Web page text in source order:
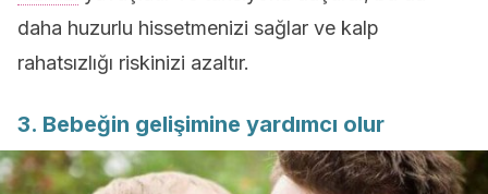
daha huzurlu hissetmenizi sağlar ve kalp
rahatsızlığı riskinizi azaltır.
3. Bebeğin gelişimine yardımcı olur